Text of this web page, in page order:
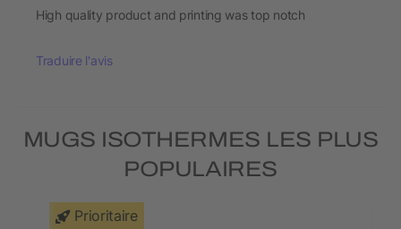
High quality product and printing was top notch
Traduire l'avis
MUGS ISOTHERMES LES PLUS
POPULAIRES
Prioritaire